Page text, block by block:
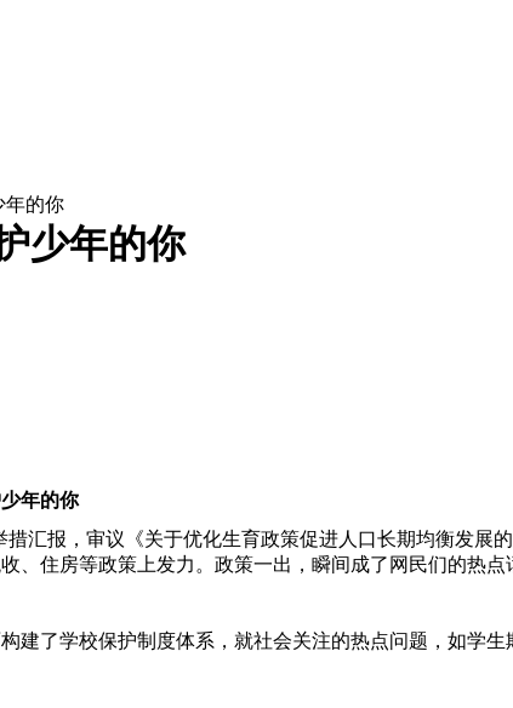
年的你
少年的你
年的你
报，审议《关于优化生育政策促进人口长期均衡发展的
住房等政策上发力。政策一出，瞬间成了网民们的热点
了学校保护制度体系，就社会关注的热点问题，如学生